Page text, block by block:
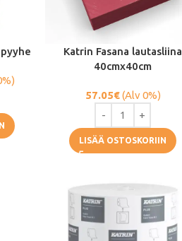
Katrin Fasana lautasliina
40cmx40cm
57.05€(Alv 0%)
LISÄÄ OSTOSKORIIN